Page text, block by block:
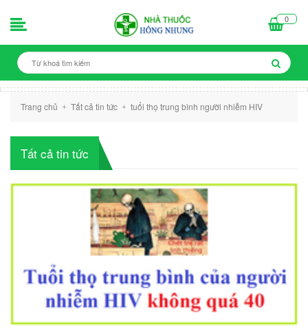
0
Trang chủ + Tất cả tin tức + tuổi thọ trung bình người nhiễm HIV
Tất cả tin tức